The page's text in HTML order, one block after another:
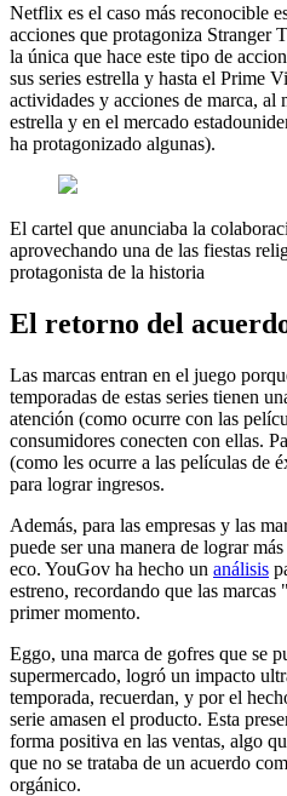
Netflix es el caso más reconocible
acciones que protagoniza Stranger
la única que hace este tipo de
sus series estrella y hasta el Prime
actividades y acciones de marca, al
estrella y en el mercado
ha protagonizado algunas).
El cartel que anunciaba la
aprovechando una de las fiestas
protagonista de la historia
El retorno del
Las marcas entran en el juego
temporadas de estas series tienen
atención (como ocurre con las
consumidores conecten con ellas.
(como les ocurre a las películas de
para lograr ingresos.
Además, para las empresas y las
puede ser una manera de lograr
eco. YouGov ha hecho un análisis
estreno, recordando que las marcas
primer momento.
Eggo, una marca de gofres que se
supermercado, logró un impacto
temporada, recuerdan, y por el
serie amasen el producto. Esta
forma positiva en las ventas, algo
que no se trataba de un acuerdo
orgánico.